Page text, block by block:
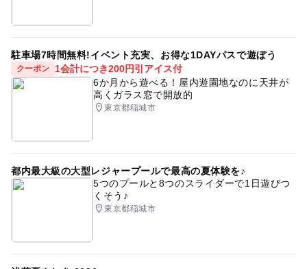
駐車場7時間無料!イベント充実、お得な1DAYパスで遊ぼう
クーポン
1会計につき200円引アイス付
6か月から遊べる！屋内遊園地なのに天井が
高くガラス窓で開放的
東京都稲城市
都内最大級の大型レジャープールで最高の夏体験を♪
5つのプールと8つのスライダーで1日遊びつ
くそう♪
東京都稲城市